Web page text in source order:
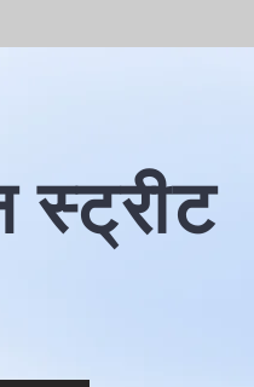
स्ट्रीट